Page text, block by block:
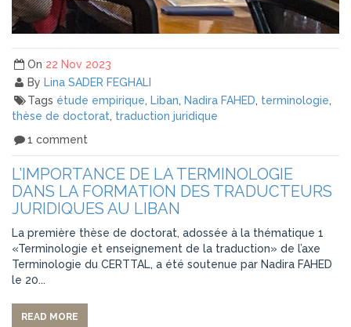
On 22 Nov 2023
By Lina SADER FEGHALI
Tags étude empirique, Liban, Nadira FAHED, terminologie,
thèse de doctorat, traduction juridique
1 comment
L’IMPORTANCE DE LA TERMINOLOGIE
DANS LA FORMATION DES TRADUCTEURS
JURIDIQUES AU LIBAN
La première thèse de doctorat, adossée à la thématique 1
«Terminologie et enseignement de la traduction» de l’axe
Terminologie du CERTTAL, a été soutenue par Nadira FAHED
le 20...
READ MORE